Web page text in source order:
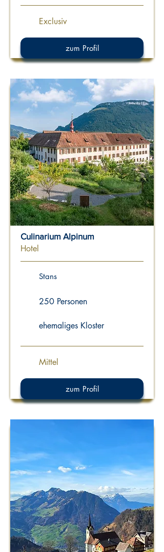
Exclusiv
zum Profil
Culinarium Alpinum
Hotel
Stans
250 Personen
ehemaliges Kloster
Mittel
zum Profil